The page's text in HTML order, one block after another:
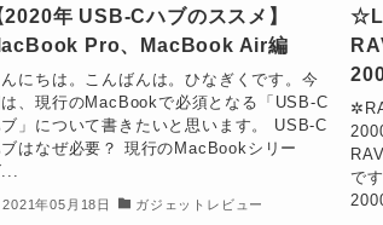
2020年 USB-Cハブのススメ】
Pro、MacBook Air編
んにちは。こんばんは。ひなぎくです。今
は、現行のMacBookで必須となる「USB-C
」について書きたいと思います。 USB-C
はなぜ必要？ 現行のMacBookシリー
...
2021年05月18日 ガジェットレビュー
で